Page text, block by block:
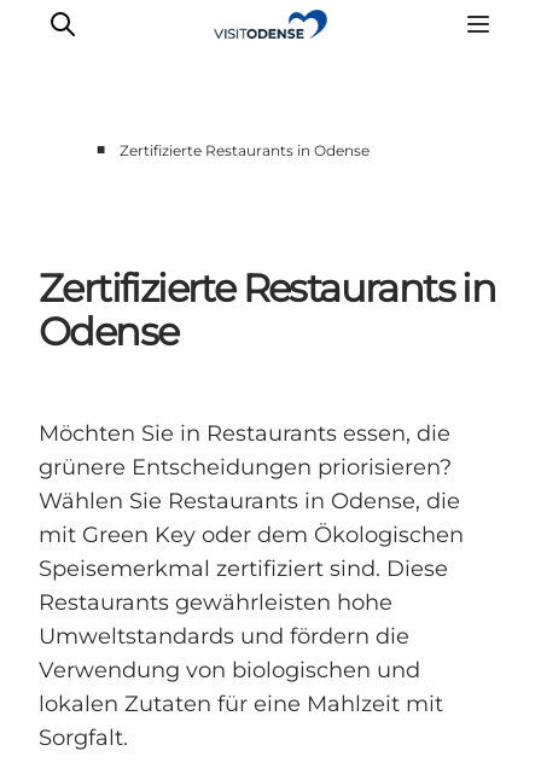
Reiseplanung
Inspiration
■ Zertifizierte Restaurants in Odense
Zertifizierte Restaurants in
Odense
Möchten Sie in Restaurants essen, die
grünere Entscheidungen priorisieren?
Wählen Sie Restaurants in Odense, die
mit Green Key oder dem Ökologischen
Speisemerkmal zertifiziert sind. Diese
Restaurants gewährleisten hohe
Umweltstandards und fördern die
Verwendung von biologischen und
lokalen Zutaten für eine Mahlzeit mit
Sorgfalt.